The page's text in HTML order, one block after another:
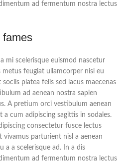
ad fermentum nostra lectus
fames
mi scelerisque euismod nascetur
feugiat ullamcorper nisl eu
platea felis sed lacus maecenas
ad aenean nostra sapien
A pretium orci vestibulum aenean
a cum adipiscing sagittis in sodales.
consectetur fusce lectus
parturient nisl a aenean
a a scelerisque ad. In a dis
ad fermentum nostra lectus